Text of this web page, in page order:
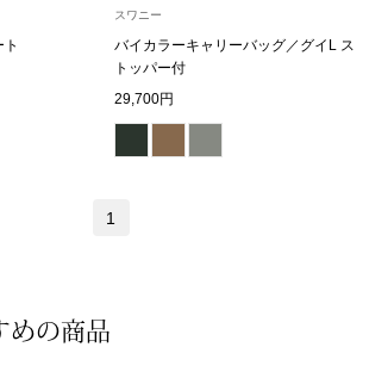
ョウコ
スワニー
バイカラーキャリーバッグ／グイL ス
トッパー付
29,700円
1
めの商品